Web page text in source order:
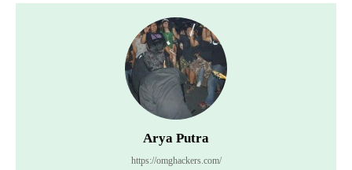
Arya Putra
https://omghackers.com/